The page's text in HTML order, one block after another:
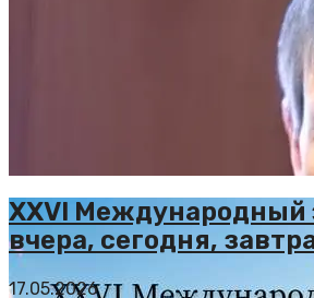
XXVI Международный
вчера, сегодня,
17.05.2026